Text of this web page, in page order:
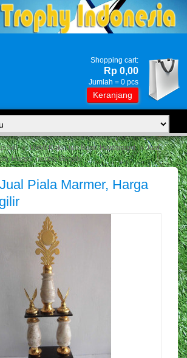
Shopping cart:
Rp 0,00
Jumlah = 0 pcs
Keranjang
Set » DBW Kaki Dua Base Hardboard » Jual
Harga Trophy Bergilir
Piala Marmer, Harga